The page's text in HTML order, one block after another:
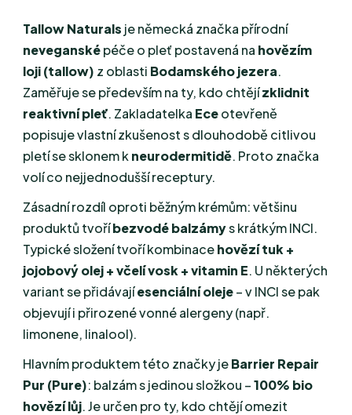
Tallow Naturals je německá značka přírodní
nevegansképéče o pleť postavená na hovězím
loji (tallow) z oblasti Bodamského jezera.
Zaměřuje se především na ty, kdo chtějízklidnit
reaktivní pleť. Zakladatelka Eceotevřeně
popisuje vlastní zkušenost s dlouhodobě citlivou
pletí se sklonem kneurodermitidě. Proto značka
volí co nejjednodušší receptury.
Zásadní rozdíl oproti běžným krémům: většinu
produktů tvoříbezvodé balzámys krátkým INCI.
Typické složení tvoří kombinacehovězí tuk +
jojobový olej + včelí vosk + vitamin E. U některých
variant se přidávajíesenciální oleje– v INCI se pak
objevují i přirozené vonné alergeny (např.
limonene, linalool).
Hlavním produktem této značky jeBarrier Repair
Pur (Pure): balzám s jedinou složkou –100% bio
hovězí lůj. Je určen pro ty, kdo chtějí omezit